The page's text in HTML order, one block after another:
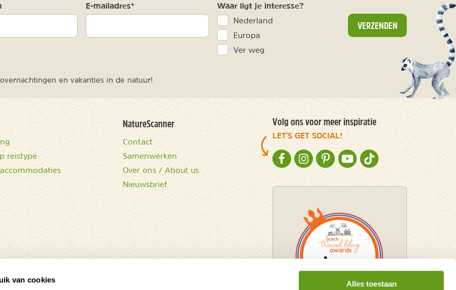
van cookies Alles toestaan
E-mailadres* Waar ligt je interesse?
Nederland
Europa
Ver weg
VERZENDEN
en vakanties in de natuur!
reistype
NatureScanner
Contact
Samenwerken
Over ons / About us
Nieuwsbrief
Volg ons voor meer inspiratie
LET'S GET SOCIAL!
NATURESCANNER OP FACEBOOK
NATURESCANNER OP INSTAGRAM
NATURESCANNER OP PINTEREST
NATURESCANNER OP YOUTUBE
NATURESCANNER OP